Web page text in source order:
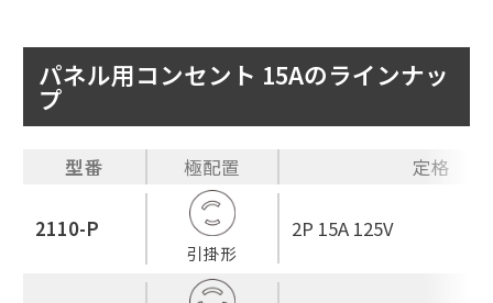
パネル用コンセント 15Aのラインナッ
プ
型番 極配置 定格
2110-P
引掛形
2P 15A 125V